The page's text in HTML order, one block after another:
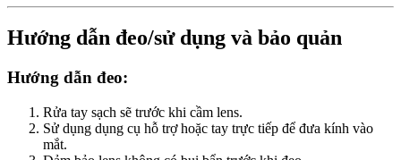
Hướng dẫn đeo/sử dụng và bảo quản
Hướng dẫn đeo:
Rửa tay sạch sẽ trước khi cầm lens.
Sử dụng dụng cụ hỗ trợ hoặc tay trực tiếp để đưa kính vào
mắt.